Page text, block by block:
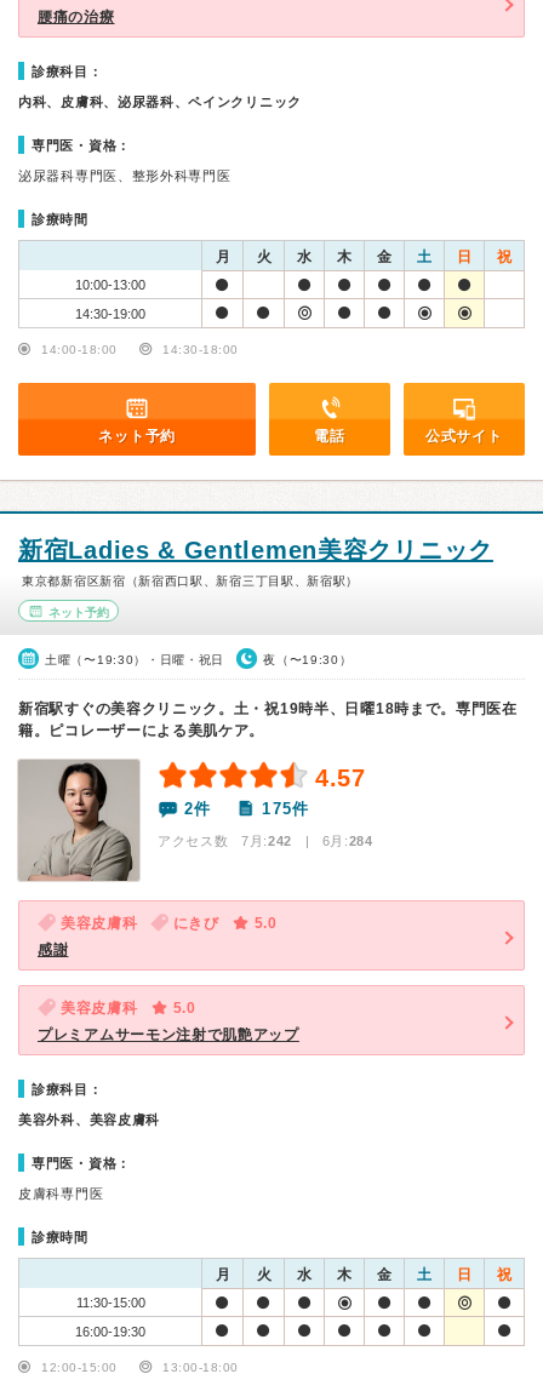
腰痛の治療
診療科目：
内科、皮膚科、泌尿器科、ペインクリニック
専門医・資格：
泌尿器科専門医、整形外科専門医
診療時間
月 火 水 木 金 土 日 祝
10:00-13:00
14:30-19:00
14:00-18:00 14:30-18:00
ネット予約 電話 公式サイト
新宿Ladies & Gentlemen美容クリニック
東京都新宿区新宿（新宿西口駅、新宿三丁目駅、新宿駅）
ネット予約
土曜（〜19:30）・日曜・祝日 夜（〜19:30）
新宿駅すぐの美容クリニック。土・祝19時半、日曜18時まで。専門医在
籍。ピコレーザーによる美肌ケア。
4.57
2件 175件
アクセス数 7月:242 | 6月:284
美容皮膚科 にきび
5.0
感謝
美容皮膚科
5.0
プレミアムサーモン注射で肌艶アップ
診療科目：
美容外科、美容皮膚科
専門医・資格：
皮膚科専門医
診療時間
月 火 水 木 金 土 日 祝
11:30-15:00
16:00-19:30
12:00-15:00 13:00-18:00